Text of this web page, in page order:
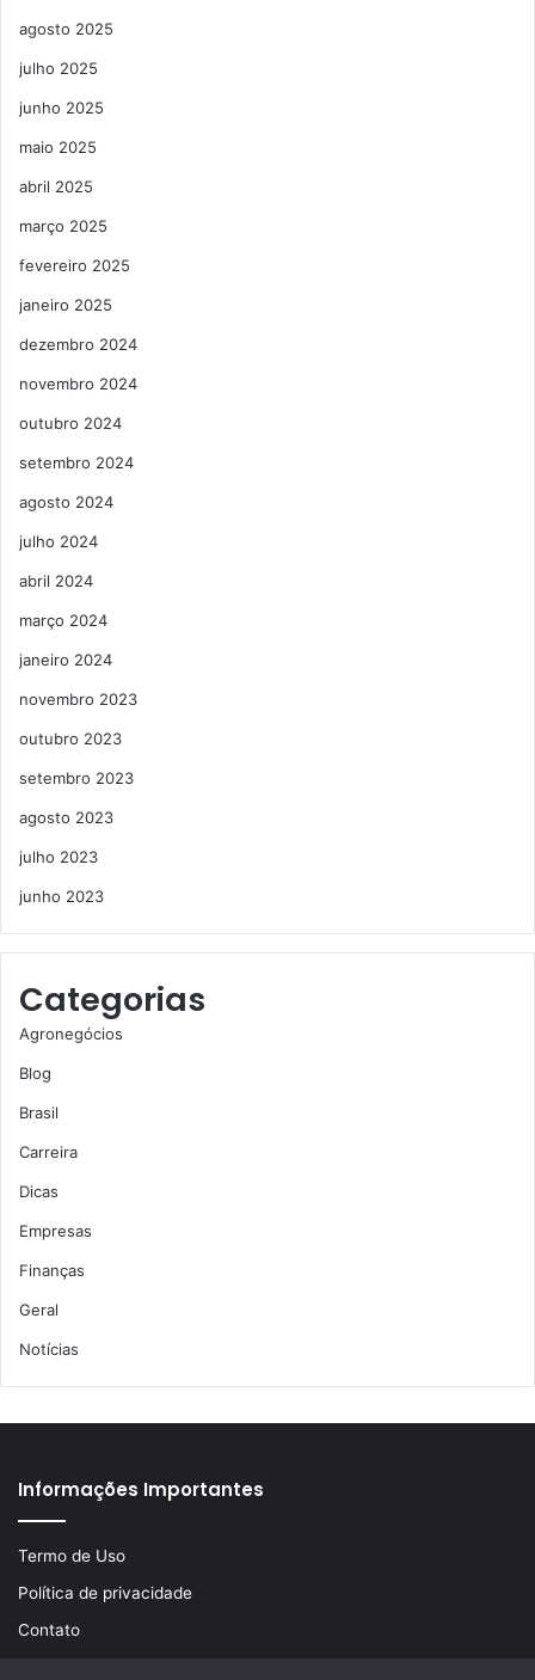
agosto 2025
julho 2025
junho 2025
maio 2025
abril 2025
março 2025
fevereiro 2025
janeiro 2025
dezembro 2024
novembro 2024
outubro 2024
setembro 2024
agosto 2024
julho 2024
abril 2024
março 2024
janeiro 2024
novembro 2023
outubro 2023
setembro 2023
agosto 2023
julho 2023
junho 2023
Categorias
Agronegócios
Blog
Brasil
Carreira
Dicas
Empresas
Finanças
Geral
Notícias
Informações Importantes
Termo de Uso
Política de privacidade
Contato